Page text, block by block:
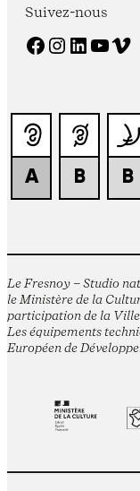
Suivez-nous
Facebook Instagram LinkedIn YouTube Vimeo
Le Fresnoy – Studio
le Ministère de la
participation de la
Les équipements
Européen de